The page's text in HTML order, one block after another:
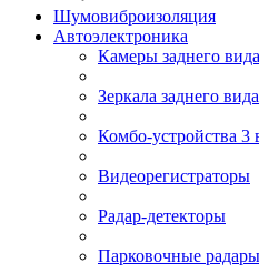
Шумовиброизоляция
Автоэлектроника
Камеры заднего вида
Зеркала заднего вида
Комбо-устройства 3
Видеорегистраторы
Радар-детекторы
Парковочные